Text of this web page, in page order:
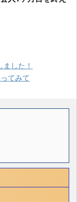
ました！
てみて